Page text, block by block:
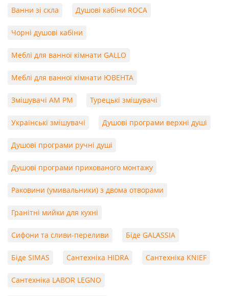
Ванни зі скла Душові кабіни ROCA
Чорні душові кабіни
Меблі для ванної кімнати GALLO
Меблі для ванної кімнати ЮВЕНТА
Змішувачі AM PM Турецькі змішувачі
Українські змішувачі Душові програми верхні душі
Душові програми ручні душі
Душові програми прихованого монтажу
Раковини (умивальники) з двома отворами
Гранітні мийки для кухні
Сифони та сливи-переливи Біде GALASSIA
Біде SIMAS Сантехніка HIDRA Сантехніка KNIEF
Сантехніка LABOR LEGNO